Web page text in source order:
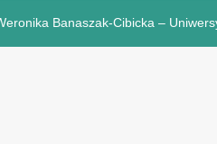
Banaszak-Cibicka –